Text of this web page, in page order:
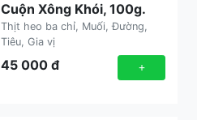
Cuộn Xông Khói, 100g.
Thịt heo ba chỉ, Muối, Đường,
Tiêu, Gia vị
45 000đ +